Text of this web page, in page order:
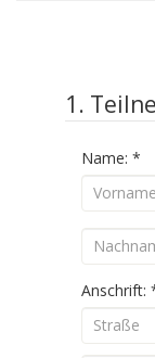
1.
Name: *
Anschrift: